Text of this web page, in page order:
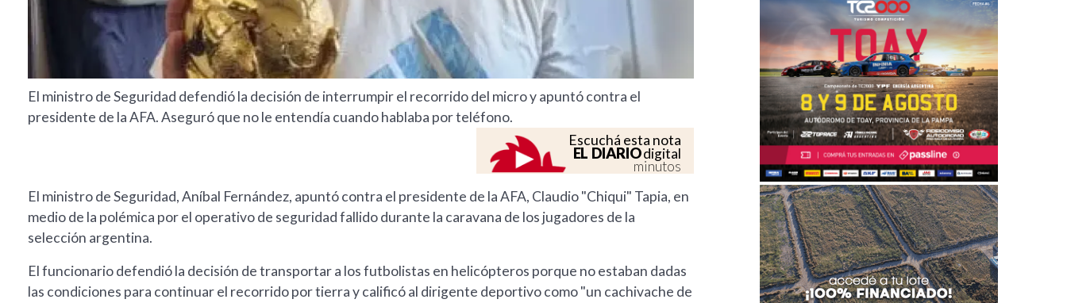
El ministro de Seguridad defendió la decisión de interrumpir el recorrido del micro y apuntó contra el
presidente de la AFA. Aseguró que no le entendía cuando hablaba por teléfono.
Escuchá esta nota
EL DIARIOdigital
minutos
El ministro de Seguridad, Aníbal Fernández, apuntó contra el presidente de la AFA, Claudio "Chiqui" Tapia, en
medio de la polémica por el operativo de seguridad fallido durante la caravana de los jugadores de la
selección argentina.
El funcionario defendió la decisión de transportar a los futbolistas en helicópteros porque no estaban dadas
las condiciones para continuar el recorrido por tierra y calificó al dirigente deportivo como "un cachivache de